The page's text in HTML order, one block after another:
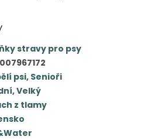
stravy pro psy
psi, Senioři
,Velký
z tlamy